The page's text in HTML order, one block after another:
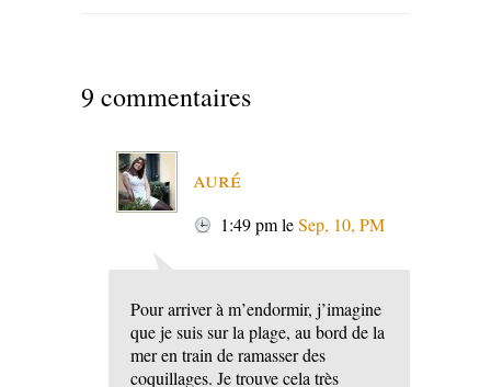
9 commentaires
auré
1:49 pmleSep, 10, PM
Pour arriver à m’endormir, j’imagine
que je suis sur la plage, au bord de la
mer en train de ramasser des
coquillages. Je trouve cela très